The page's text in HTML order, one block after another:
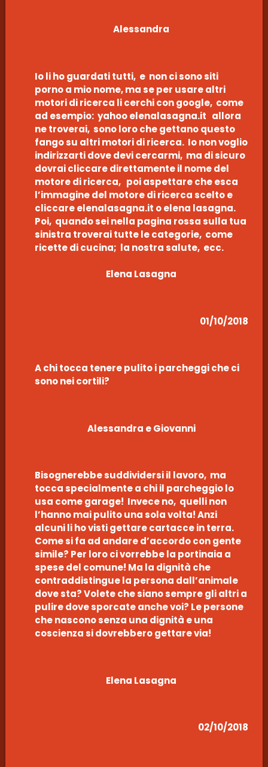
Alessandra
Io li ho guardati tutti, e non ci sono siti
porno a mio nome, ma se per usare altri
motori di ricerca li cerchi con google, come
ad esempio: yahoo elenalasagna.it allora
ne troverai, sono loro che gettano questo
fango su altri motori di ricerca. Io non voglio
indirizzarti dove devi cercarmi, ma di sicuro
dovrai cliccare direttamente il nome del
motore di ricerca, poi aspettare che esca
l’immagine del motore di ricerca scelto e
cliccare elenalasagna.it o elena lasagna.
Poi, quando sei nella pagina rossa sulla tua
sinistra troverai tutte le categorie, come
ricette di cucina; la nostra salute, ecc.
Elena Lasagna
01/10/2018
A chi tocca tenere pulito i parcheggi che ci
sono nei cortili?
Alessandra e Giovanni
Bisognerebbe suddividersi il lavoro, ma
tocca specialmente a chi il parcheggio lo
usa come garage! Invece no, quelli non
l’hanno mai pulito una sola volta! Anzi
alcuni li ho visti gettare cartacce in terra.
Come si fa ad andare d’accordo con gente
simile? Per loro ci vorrebbe la portinaia a
spese del comune! Ma la dignità che
contraddistingue la persona dall’animale
dove sta? Volete che siano sempre gli altri a
pulire dove sporcate anche voi? Le persone
che nascono senza una dignità e una
coscienza si dovrebbero gettare via!
Elena Lasagna
02/10/2018